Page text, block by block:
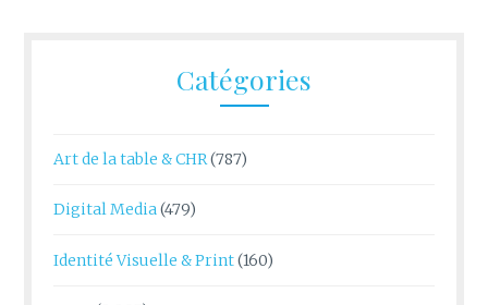
Catégories
Art de la table & CHR(787)
Digital Media(479)
Identité Visuelle & Print(160)